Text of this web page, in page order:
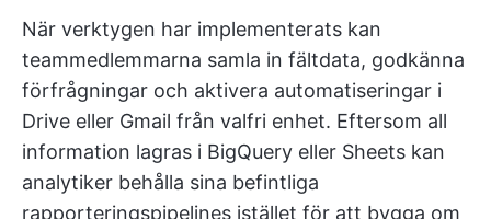
När verktygen har implementerats kan
teammedlemmarna samla in fältdata, godkänna
förfrågningar och aktivera automatiseringar i
Drive eller Gmail från valfri enhet. Eftersom all
information lagras i BigQuery eller Sheets kan
analytiker behålla sina befintliga
rapporteringspipelines istället för att bygga om